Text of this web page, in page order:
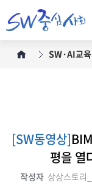
SW·AI교육
[SW동영상]
평을 열
작성자 상상스토리